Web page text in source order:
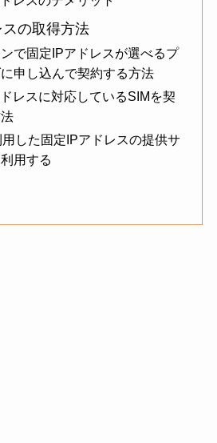
の取得方法
で固定IPアドレスが選べるプ
申し込んで契約する方法
レスに対応しているSIMを契
した固定IPアドレスの提供サ
用する